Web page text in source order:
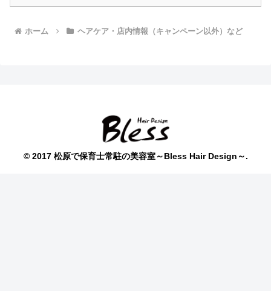
ホーム ヘアケア・店内情報（キャンペーン以外）など
© 2017 松原で保育士常駐の美容室～Bless Hair Design～.